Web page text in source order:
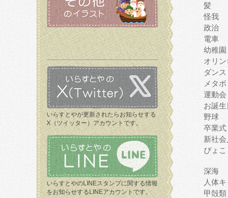
いらすとやが更新されたらお知らせする
X（ツイッター）アカウントです。
いらすとやのLINEスタンプに関する情報
をお知らせするLINEアカウントです。
髪
怪我
政治
電車
幼稚園
オリン
ダンス
メタ
運動会
お誕生
野球
卒業式
新社会
ぴょこ
深海
人体
甲殻類